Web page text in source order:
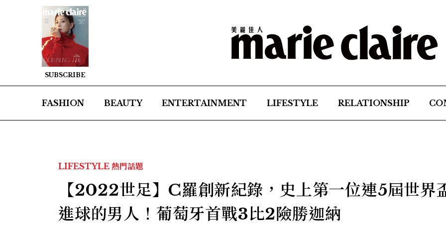
SUBSCRIBE
FASHION BEAUTY ENTERTAINMENT LIFESTYLE RELATIONSHIP
LIFESTYLE 熱門話題
【2022世足】C羅創新紀錄，史上第一位連5屆世界
進球的男人！葡萄牙首戰3比2險勝迦納